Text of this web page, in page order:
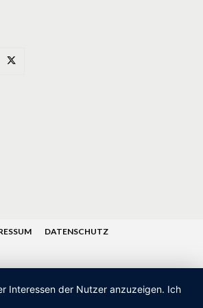
DATENSCHUTZ
Interessen der Nutzer anzuzeigen. Ich